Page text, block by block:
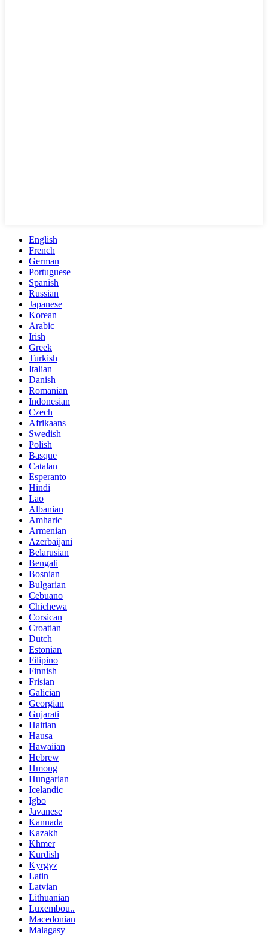
English
French
German
Portuguese
Spanish
Russian
Japanese
Korean
Arabic
Irish
Greek
Turkish
Italian
Danish
Romanian
Indonesian
Czech
Afrikaans
Swedish
Polish
Basque
Catalan
Esperanto
Hindi
Lao
Albanian
Amharic
Armenian
Azerbaijani
Belarusian
Bengali
Bosnian
Bulgarian
Cebuano
Chichewa
Corsican
Croatian
Dutch
Estonian
Filipino
Finnish
Frisian
Galician
Georgian
Gujarati
Haitian
Hausa
Hawaiian
Hebrew
Hmong
Hungarian
Icelandic
Igbo
Javanese
Kannada
Kazakh
Khmer
Kurdish
Kyrgyz
Latin
Latvian
Lithuanian
Luxembou..
Macedonian
Malagasy